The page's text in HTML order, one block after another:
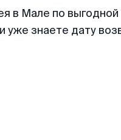
в Мале по
уже знаете дату